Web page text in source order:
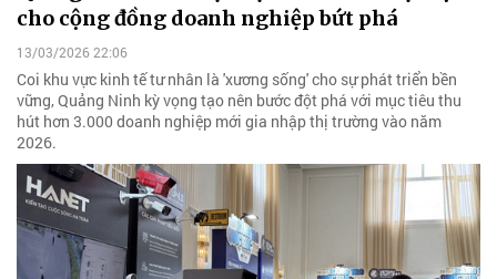
cho cộng đồng doanh nghiệp bứt phá
13/03/2026 22:06
Coi khu vực kinh tế tư nhân là 'xương sống' cho sự phát triển bền
vững, Quảng Ninh kỳ vọng tạo nên bước đột phá với mục tiêu thu
hút hơn 3.000 doanh nghiệp mới gia nhập thị trường vào năm
2026.